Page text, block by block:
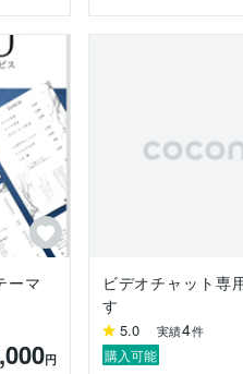
でクローズさせていただきます。
ーマ
円
ビデオチャット専
す
5.0 実績4件
購入可能